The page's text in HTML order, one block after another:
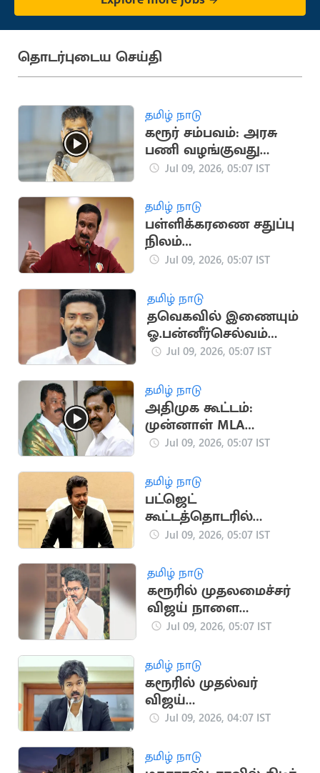
தொடர்புடைய செய்தி
தமிழ் நாடு
கரூர் சம்பவம்: அரசு
பணி வழங்குவது
தவறல்ல - துரை
Jul 09, 2026, 05:07 IST
தமிழ் நாடு
பள்ளிக்கரணை சதுப்பு
நிலம்
சூறையாடப்படுவதை
அன்புமணி
Jul 09, 2026, 05:07 IST
தமிழ் நாடு
தவெகவில் இணையும்
ஓ.பன்னீர்செல்வம்
மகன் ரவீந்திரநாத்?
Jul 09, 2026, 05:07 IST
தமிழ் நாடு
அதிமுக கூட்டம்:
முன்னாள் MLA
பாலகிருஷ்ணா ரெட்டி
Jul 09, 2026, 05:07 IST
தமிழ் நாடு
பட்ஜெட்
கூட்டத்தொடரில்
மகளிர் உரிமைத்
அறிவிக்கும் முதல்வர்?
Jul 09, 2026, 05:07 IST
தமிழ் நாடு
கரூரில் முதலமைச்சர்
விஜய் நாளை
ரோடுஷோ செல்ல
Jul 09, 2026, 05:07 IST
தமிழ் நாடு
கரூரில் முதல்வர்
விஜய்
கலந்துகொள்ளும்
ஏற்பாட்டின்போது
Jul 09, 2026, 04:07 IST
தமிழ் நாடு